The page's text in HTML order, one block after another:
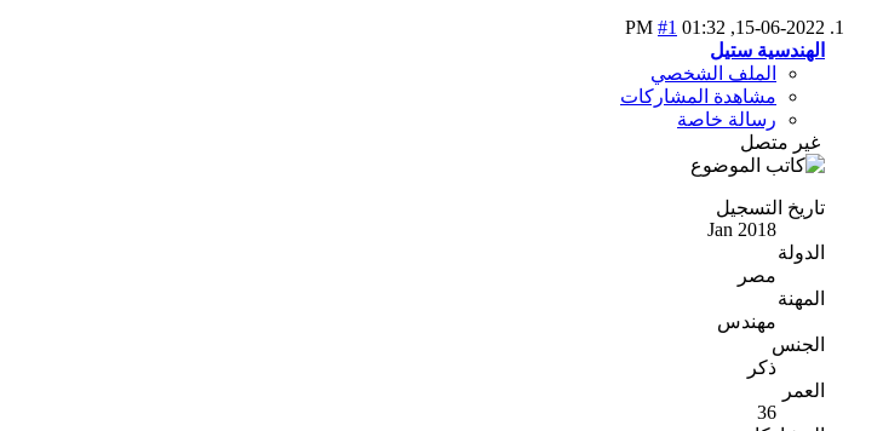
15-06-2022,
01:32 PM
#1
الهندسية ستيل
الملف الشخصي
مشاهدة المشاركات
رسالة خاصة
غير متصل
تاريخ التسجيل
Jan 2018
الدولة
مصر
المهنة
مهندس
الجنس
ذكر
العمر
36